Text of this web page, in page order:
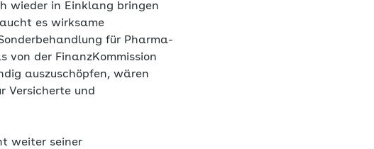
wieder in Einklang bringen
es wirksame
für Pharma-
von der FinanzKommission
auszuschöpfen, wären
Versicherte und
weiter seiner